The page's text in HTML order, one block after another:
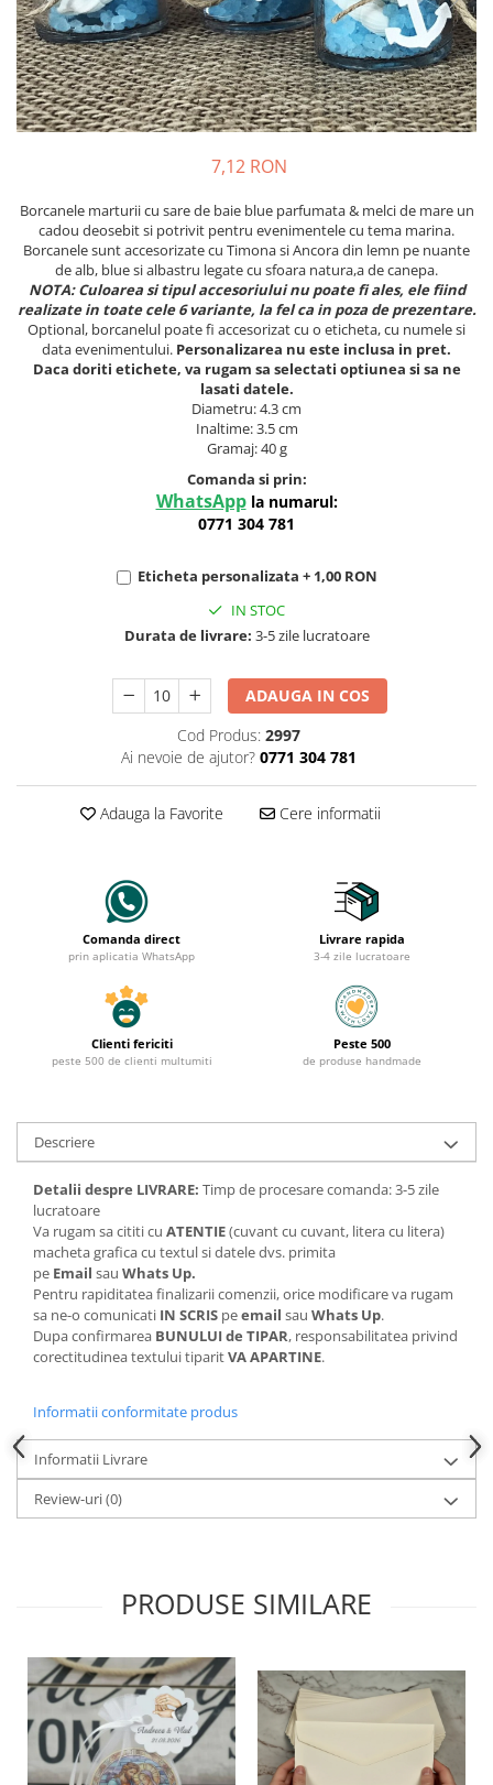
Meniuri & nr de BOTEZ
Plicuri si cartoane pentru INVITATII
TAVA pentru MOT
Cruciulite de BOTEZ
Trusouri & Lumanari Botez
Pahare Miri & Nasi
Cocarde nunta
Inmormatare/pomana
Meniuri pentru NUNTA
7,12 RON
Borcanele marturii cu sare de baie blue parfumata & melci de mare un
cadou deosebit si potrivit pentru evenimentele cu tema marina.
Borcanele sunt accesorizate cu Timona si Ancora din lemn pe nuante
de alb, blue si albastru legate cu sfoara natura,a de canepa.
NOTA: Culoarea si tipul accesoriului nu poate fi ales, ele fiind
realizate in toate cele 6 variante, la fel ca in poza de prezentare.
Optional, borcanelul poate fi accesorizat cu o eticheta, cu numele si
data evenimentului. Personalizarea nu este inclusa in pret.
Daca doriti etichete, va rugam sa selectati optiunea si sa ne
lasati datele.
Diametru: 4.3 cm
Inaltime: 3.5 cm
Gramaj: 40 g
Comanda si prin:
WhatsApp la numarul:
0771 304 781
Eticheta personalizata + 1,00 RON
IN STOC
Durata de livrare: 3-5 zile lucratoare
ADAUGA IN COS
Cod Produs: 2997
Ai nevoie de ajutor? 0771 304 781
Adauga la Favorite Cere informatii
Comanda direct
prin aplicatia WhatsApp
Livrare rapida
3-4 zile lucratoare
Clienti fericiti
peste 500 de clienti multumiti
Peste 500
de produse handmade
Descriere
Detalii despre LIVRARE: Timp de procesare comanda: 3-5 zile
lucratoare
Va rugam sa cititi cu ATENTIE(cuvant cu cuvant, litera cu litera)
macheta grafica cu textul si datele dvs. primita
pe Email sau Whats Up.
Pentru rapiditatea finalizarii comenzii, orice modificare va rugam
sa ne-o comunicati IN SCRIS peemail sau Whats Up.
Dupa confirmarea BUNULUI de TIPAR, responsabilitatea privind
corectitudinea textului tiparitVA APARTINE.
Informatii conformitate produs
Informatii Livrare
Review-uri(0)
PRODUSE SIMILARE